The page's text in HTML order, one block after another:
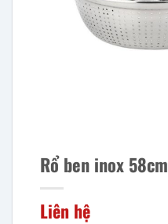
Rổ ben inox 58cm
Liên hệ